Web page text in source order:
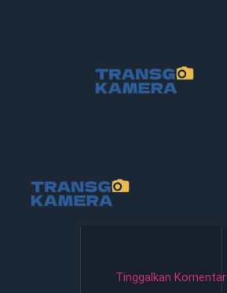
Tinggalkan Komentar